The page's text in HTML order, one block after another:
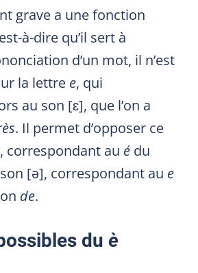
grave a une fonction
à-dire qu’il sert à
d’un mot, il n’est
la lettre e, qui
au son [ɛ], que l’on a
. Il permet d’opposer ce
, correspondant au é du
[ə], correspondant au e
de.
du è